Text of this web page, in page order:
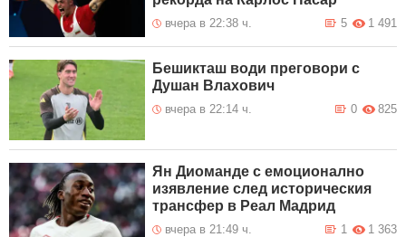
вчера в 22:38 ч. 1 491
5
Бешикташ води преговори с
Душан Влахович
вчера в 22:14 ч. 825
0
Ян Диоманде с емоционално
изявление след историческия
трансфер в Реал Мадрид
вчера в 21:49 ч. 1 363
1